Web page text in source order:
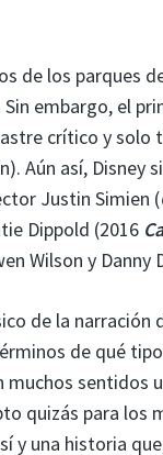
de los parques
embargo, el
crítico y
Aún así, Disney
Justin Simien (
Dippold (2016
Wilson y Danny
de la narración
de qué
sentidos
quizás para los
y una historia